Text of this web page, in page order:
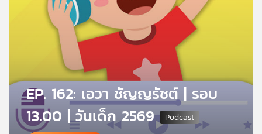
เพลง
บทความ
EP. 162: เอวา ชัญญรัชต์ | รอบ
13.00 | วันเด็ก 2569